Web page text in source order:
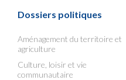
Dossiers politiques
Aménagement du territoire et
agriculture
Culture, loisir et vie
communautaire